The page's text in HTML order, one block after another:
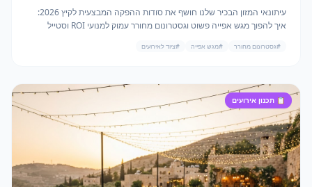
עיתונאי המזון הבכיר שלנו חושף את סודות ההפקה המבצעית לקיץ 2026:
איך להפוך מגש אפייה פשוט וגסטרונום מחורר עמוק למנועי ROI וסטייל
#גסטרונום מחורר #מגש אפייה #ציוד לאירועים
📋 תכנון אירועים